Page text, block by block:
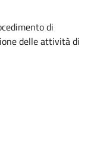
di
delle attività di